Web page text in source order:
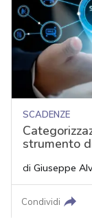
SCADENZE
strumento
di Giuseppe
Condividi